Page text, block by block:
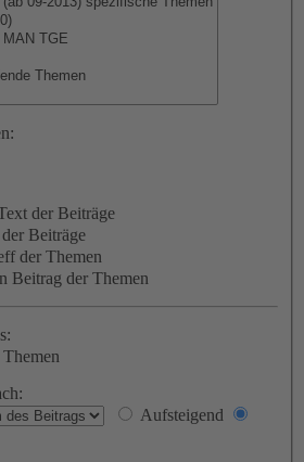
der Beiträge
Beiträge
der Themen
Beitrag der Themen
Themen
Aufsteigend